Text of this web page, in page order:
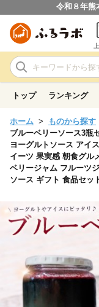
令和８年熊
トップ ランキング
ホーム ものから探す
ブルーベリーソース3瓶
ヨーグルトソース アイ
イーツ 果実感 朝食グル
ベリージャム フルーツ
ソース ギフト 食品セッ